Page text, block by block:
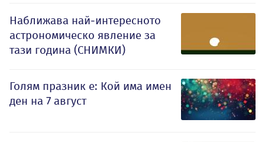
Наближава най-интересното
астрономическо явление за
тази година (СНИМКИ)
Голям празник е: Кой има имен
ден на 7 август